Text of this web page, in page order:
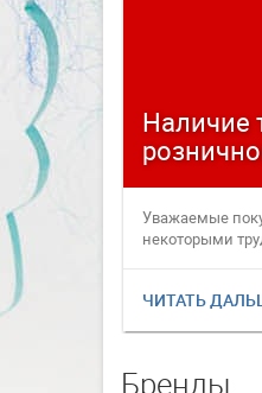
Наличие
Уважаемые
некоторыми
ЧИТАТЬ
Бренды